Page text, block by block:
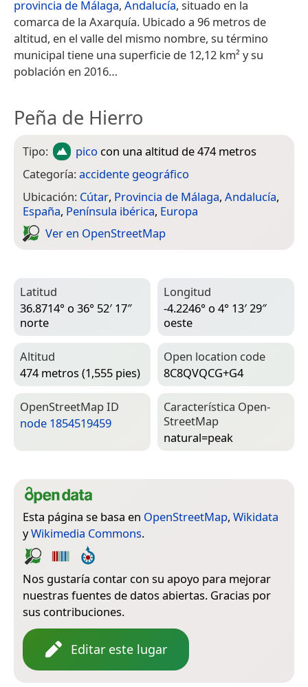
provincia de Málaga, Andalucía, situado en la
comarca de la Axarquía. Ubicado a 96 metros de
altitud, en el valle del mismo nombre, su término
municipal tiene una superficie de 12,12 km² y su
población en 2016…
Peña de Hierro
Tipo: pico con una altitud de 474 metros
Categoría:accidente geográfico
Ubicación: Cútar, Provincia de Málaga, Andalucía,
España, Península ibérica, Europa
Ver en Open­Street­Map
Latitud
36.8714° o 36° 52′ 17″
norte
Longitud
-4.2246° o 4° 13′ 29″
oeste
Altitud
474 metros (1,555 pies)
Open location code
8C8QVQCG+G4
Open­Street­Map ID
node 1854519459
Característica Open­
Street­Map
natural=­peak
Esta página se basa en OpenStreetMap, Wikidata
yWikimedia Commons.
Nos gustaría contar con su apoyo para mejorar
nuestras fuentes de datos abiertas. Gracias por
sus contribuciones.
Editar este lugar